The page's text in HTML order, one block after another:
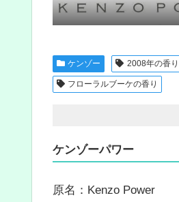
ケンゾー 2008年の香り
フローラルブーケの香り
ケンゾーパワー
原名：Kenzo Power